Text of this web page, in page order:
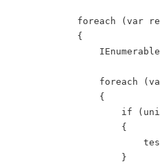
foreach (var
            {
foreach
                {
if
                    {
                    }